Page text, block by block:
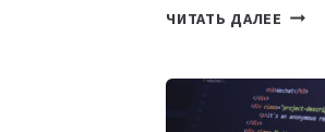
ЧИТАТЬ ДАЛЕЕ ТАСК-